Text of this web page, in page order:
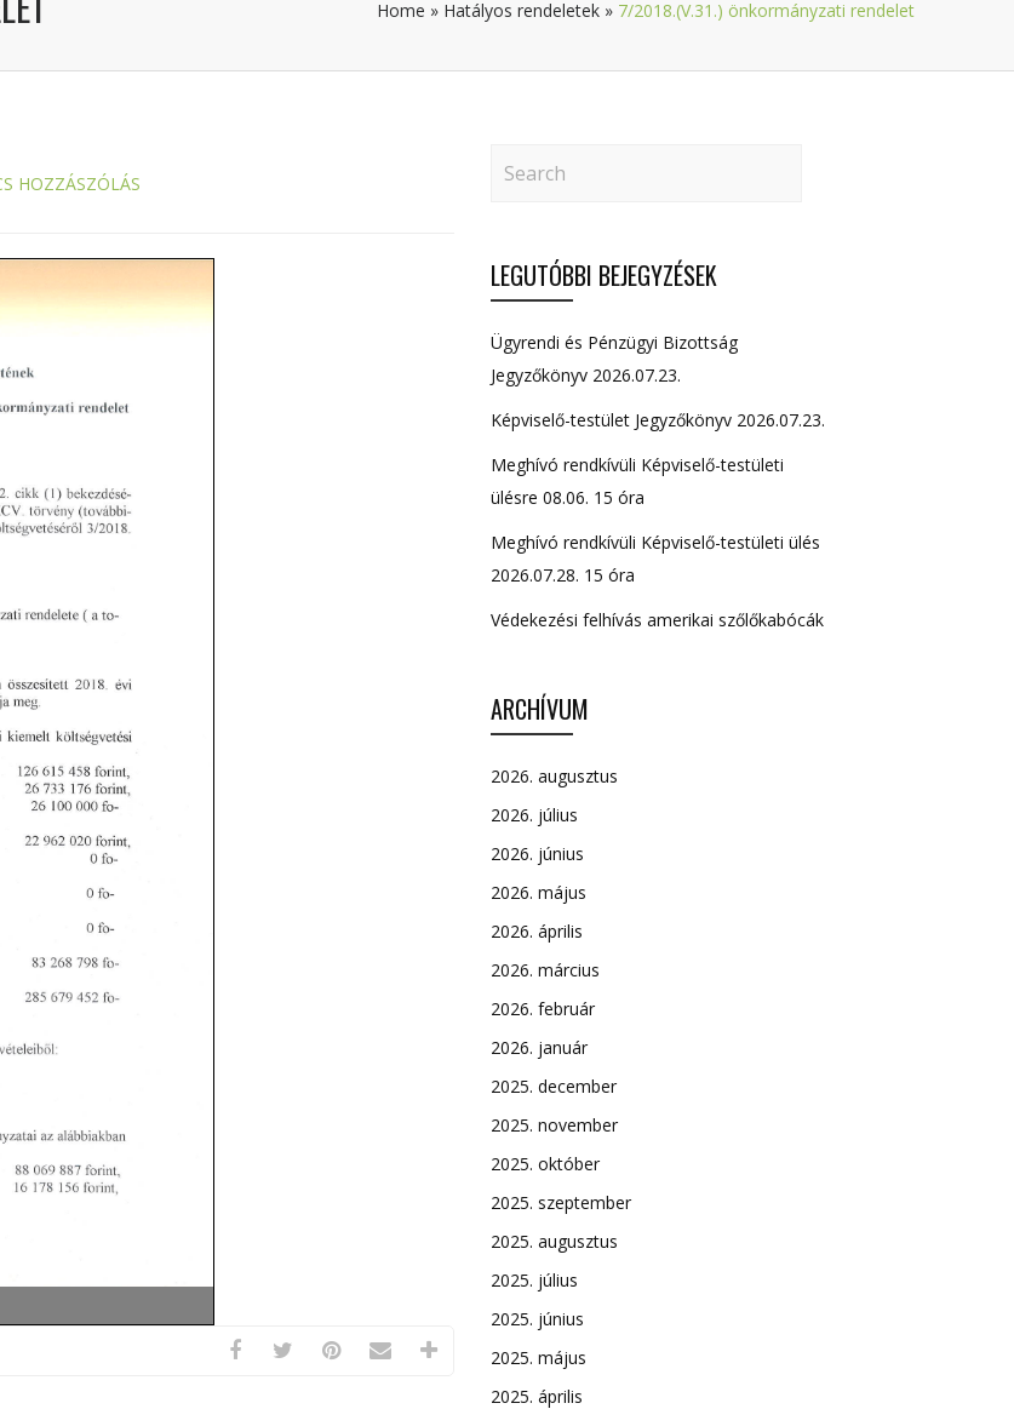
Home » Hatályos rendeletek » 7/2018.(V.31.) önkormányzati rendelet
HOZZÁSZÓLÁS
LEGUTÓBBI BEJEGYZÉSEK
Ügyrendi és Pénzügyi Bizottság
Jegyzőkönyv 2026.07.23.
Képviselő-testület Jegyzőkönyv 2026.07.23.
Meghívó rendkívüli Képviselő-testületi
ülésre 08.06. 15 óra
Meghívó rendkívüli Képviselő-testületi ülés
2026.07.28. 15 óra
Védekezési felhívás amerikai szőlőkabócák
ARCHÍVUM
2026. augusztus
2026. július
2026. június
2026. május
2026. április
2026. március
2026. február
2026. január
2025. december
2025. november
2025. október
2025. szeptember
2025. augusztus
2025. július
2025. június
2025. május
2025. április